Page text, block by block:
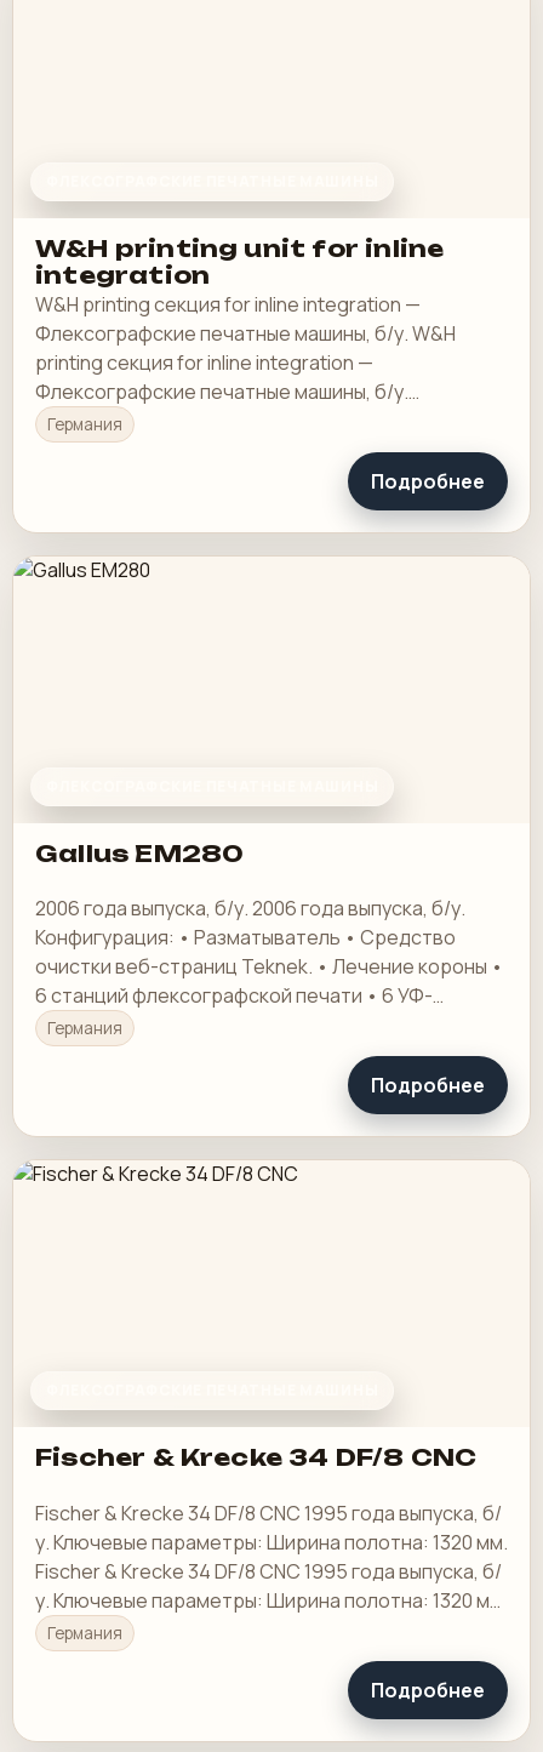
W&H printing unit for inline
integration
W&H printing секция for inline integration —
Флексографские печатные машины, б/у. W&H
printing секция for inline integration —
Флексографские печатные машины, б/у.
Технические данные:
Германия
Подробнее
Gallus EM280
2006 года выпуска, б/у. 2006 года выпуска, б/у.
Конфигурация: • Разматыватель • Средство
очистки веб-страниц Teknek. • Лечение короны •
6 станций флексографской печати • 6 УФ-
сушилок IST
Германия
Подробнее
Fischer & Krecke 34 DF/8 CNC
Fischer & Krecke 34 DF/8 CNC 1995 года выпуска, б/
у. Ключевые параметры: Ширина полотна: 1320 мм.
Fischer & Krecke 34 DF/8 CNC 1995 года выпуска, б/
у. Ключевые параметры: Ширина полотна: 1320 мм.
Цвета: 8
Германия
Подробнее